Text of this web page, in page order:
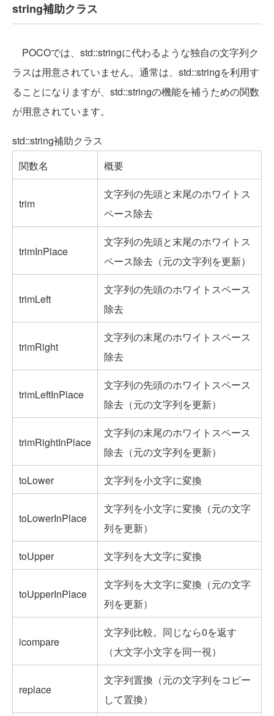
string補助クラス
POCOでは、std::stringに代わるような独自の文字列ク
ラスは用意されていません。通常は、std::stringを利用す
ることになりますが、std::stringの機能を補うための関数
が用意されています。
std::string補助クラス
関数名
概要
trim
文字列の先頭と末尾のホワイトス
ペース除去
trimInPlace
文字列の先頭と末尾のホワイトス
ペース除去（元の文字列を更新）
trimLeft
文字列の先頭のホワイトスペース
除去
trimRight
文字列の末尾のホワイトスペース
除去
trimLeftInPlace
文字列の先頭のホワイトスペース
除去（元の文字列を更新）
trimRightInPlace
文字列の末尾のホワイトスペース
除去（元の文字列を更新）
toLower
文字列を小文字に変換
toLowerInPlace
文字列を小文字に変換（元の文字
列を更新）
toUpper
文字列を大文字に変換
toUpperInPlace
文字列を大文字に変換（元の文字
列を更新）
icompare
文字列比較。同じなら0を返す
（大文字小文字を同一視）
replace
文字列置換（元の文字列をコピー
して置換）